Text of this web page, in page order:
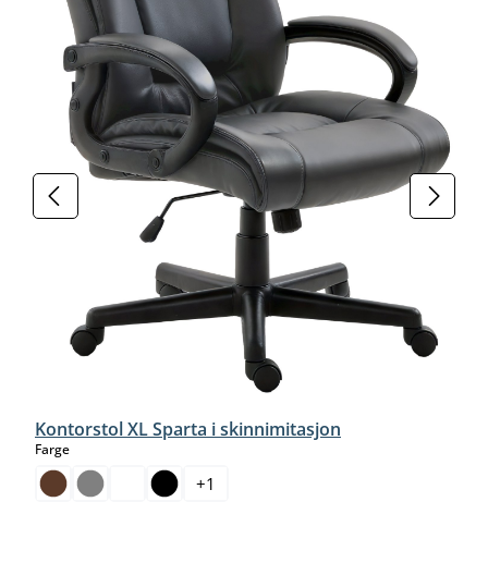
Kontorstol XL Sparta i skinnimitasjon
Fargeselect
+1